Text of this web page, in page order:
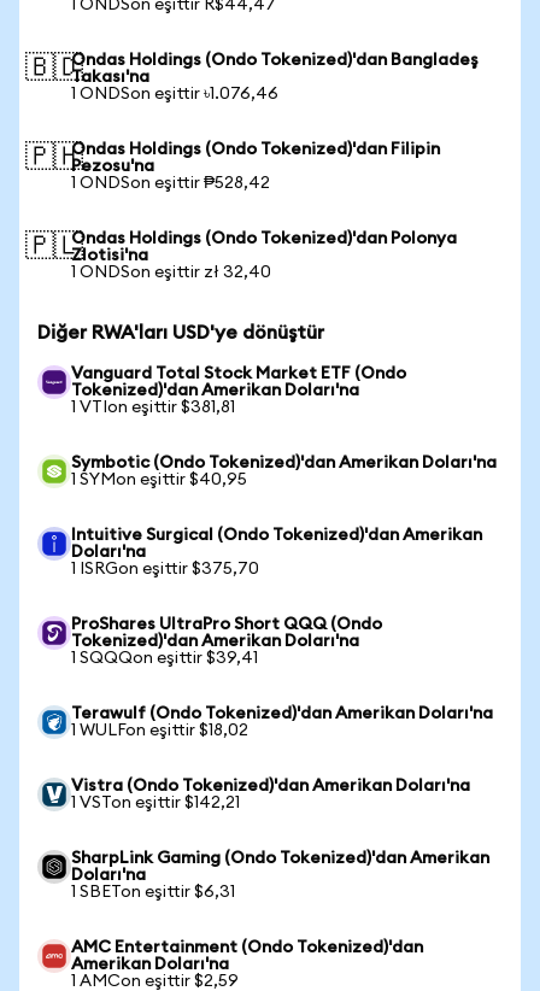
1 ONDSon eşittir R$44,47
🇧🇩Ondas Holdings (Ondo Tokenized)'dan Bangladeş
Takası'na
1 ONDSon eşittir ৳1.076,46
🇵🇭Ondas Holdings (Ondo Tokenized)'dan Filipin
Pezosu'na
1 ONDSon eşittir ₱528,42
🇵🇱Ondas Holdings (Ondo Tokenized)'dan Polonya
Zlotisi'na
1 ONDSon eşittir zł 32,40
Diğer RWA'ları USD'ye dönüştür
Vanguard Total Stock Market ETF (Ondo
Tokenized)'dan Amerikan Doları'na
1 VTIon eşittir $381,81
Symbotic (Ondo Tokenized)'dan Amerikan Doları'na
1 SYMon eşittir $40,95
Intuitive Surgical (Ondo Tokenized)'dan Amerikan
Doları'na
1 ISRGon eşittir $375,70
ProShares UltraPro Short QQQ (Ondo
Tokenized)'dan Amerikan Doları'na
1 SQQQon eşittir $39,41
Terawulf (Ondo Tokenized)'dan Amerikan Doları'na
1 WULFon eşittir $18,02
Vistra (Ondo Tokenized)'dan Amerikan Doları'na
1 VSTon eşittir $142,21
SharpLink Gaming (Ondo Tokenized)'dan Amerikan
Doları'na
1 SBETon eşittir $6,31
AMC Entertainment (Ondo Tokenized)'dan
Amerikan Doları'na
1 AMCon eşittir $2,59